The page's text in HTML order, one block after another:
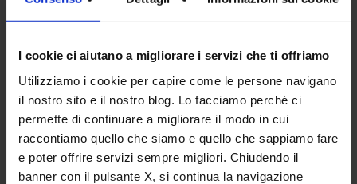
I cookie ci aiutano a migliorare i servizi che ti offriamo
Utilizziamo i cookie per capire come le persone navigano
il nostro sito e il nostro blog. Lo facciamo perché ci
permette di continuare a migliorare il modo in cui
raccontiamo quello che siamo e quello che sappiamo fare
e poter offrire servizi sempre migliori. Chiudendo il
banner con il pulsante X, si continua la navigazione
Architetture Evolutive, la
stiamo assistendo ha
provocato una forte
accelerazione di tutti i
processi…